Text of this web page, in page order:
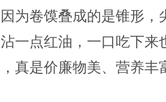
为卷馍叠成的是锥形，
一点红油，一口吃下来
真是价廉物美、营养丰